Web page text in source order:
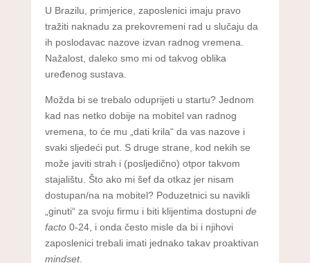
U Brazilu, primjerice, zaposlenici imaju pravo
tražiti naknadu za prekovremeni rad u slučaju da
ih poslodavac nazove izvan radnog vremena.
Nažalost, daleko smo mi od takvog oblika
uređenog sustava.
Možda bi se trebalo oduprijeti u startu? Jednom
kad nas netko dobije na mobitel van radnog
vremena, to će mu „dati krila“ da vas nazove i
svaki sljedeći put. S druge strane, kod nekih se
može javiti strah i (posljedično) otpor takvom
stajalištu. Što ako mi šef da otkaz jer nisam
dostupan/na na mobitel? Poduzetnici su navikli
„ginuti“ za svoju firmu i biti klijentima dostupni de
facto0-24, i onda često misle da bi i njihovi
zaposlenici trebali imati jednako takav proaktivan
mindset.